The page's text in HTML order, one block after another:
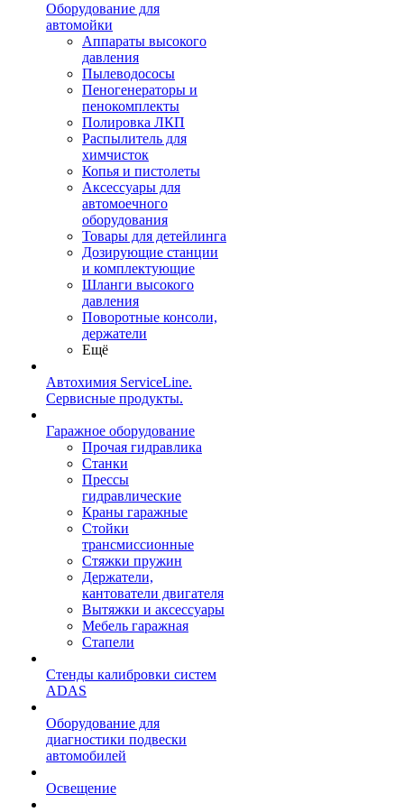
Оборудование для
автомойки
Аппараты высокого
давления
Пылеводососы
Пеногенераторы и
пенокомплекты
Полировка ЛКП
Распылитель для
химчисток
Копья и пистолеты
Аксессуары для
автомоечного
оборудования
Товары для детейлинга
Дозирующие станции
и комплектующие
Шланги высокого
давления
Поворотные консоли,
держатели
Ещё
Автохимия ServiceLine.
Сервисные продукты.
Гаражное оборудование
Прочая гидравлика
Станки
Прессы
гидравлические
Краны гаражные
Стойки
трансмиссионные
Стяжки пружин
Держатели,
кантователи двигателя
Вытяжки и аксессуары
Мебель гаражная
Стапели
Стенды калибровки систем
ADAS
Оборудование для
диагностики подвески
автомобилей
Освещение